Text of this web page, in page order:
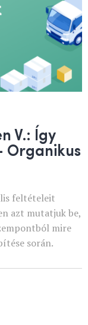
V.: Így
Organikus
feltételeit
azt mutatjuk be,
mire
során.